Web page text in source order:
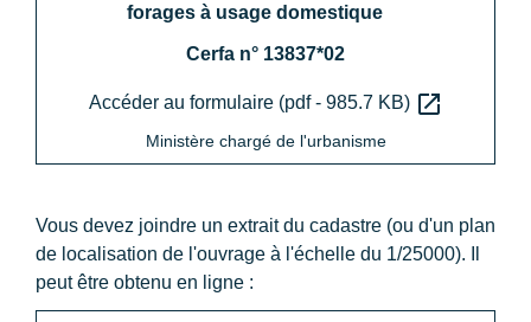
forages à usage domestique
Cerfa n° 13837*02
Accéder au formulaire (pdf - 985.7 KB) open_in_new
Ministère chargé de l'urbanisme
Vous devez joindre un extrait du cadastre (ou d'un plan
de localisation de l'ouvrage à l'échelle du 1/25000). Il
peut être obtenu en ligne :